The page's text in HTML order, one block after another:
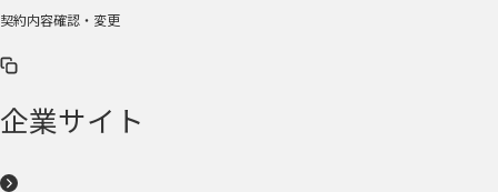
契約内容確認・変更
企業サイト